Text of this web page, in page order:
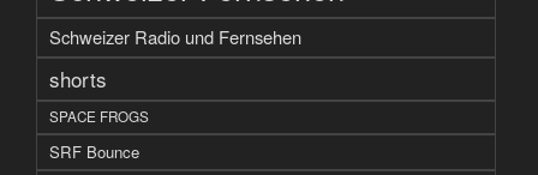
Schweizer Radio und Fernsehen
shorts
SPACE FROGS
SRF Bounce